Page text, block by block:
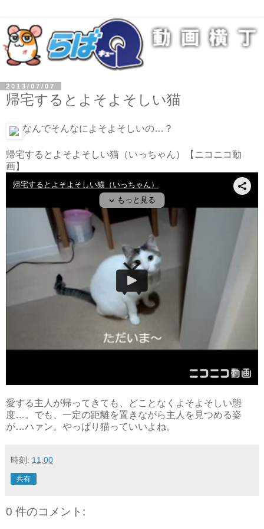
2013/07/07
帰宅するとよそよそしい猫
なんでそんなによそよそしいの…？
帰宅するとよそよそしい猫（いっちゃん）
【ニコニコ動
画】
愛する主人が帰ってきても、どことなくよそよそしい態
度…。でも、一定の距離を置きながら主人を見つめる姿
が…ハァン。やっぱり猫っていいよね。
時刻: 11:00
共有
0 件のコメント: